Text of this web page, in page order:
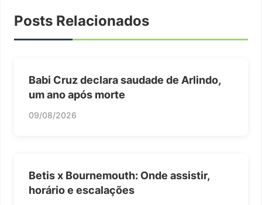
Posts Relacionados
Babi Cruz declara saudade de Arlindo,
um ano após morte
09/08/2026
Betis x Bournemouth: Onde assistir,
horário e escalações